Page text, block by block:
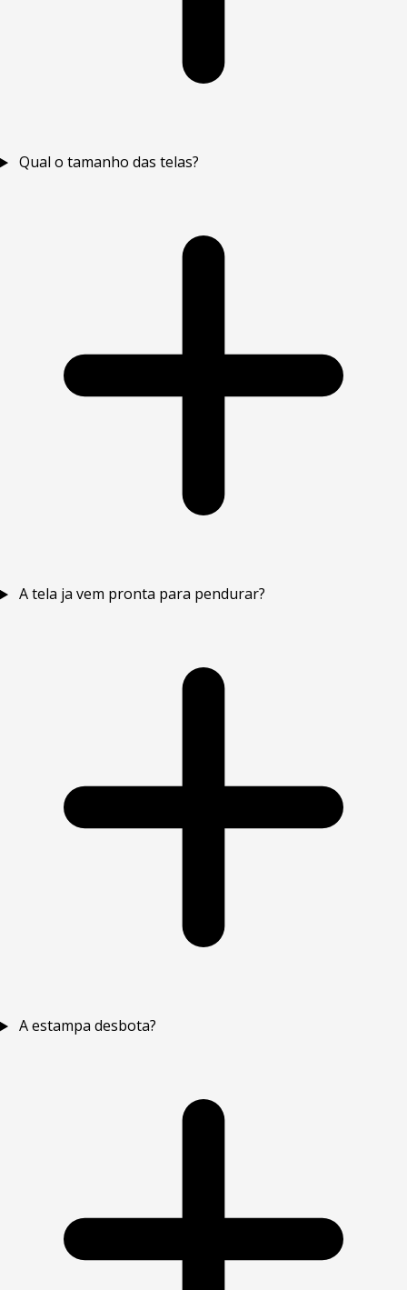
Qual o tamanho das telas?
A tela ja vem pronta para pendurar?
A estampa desbota?